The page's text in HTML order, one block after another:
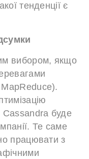
тенденції є
вибором, якщо
Cassandra буде
Те саме
працювати з